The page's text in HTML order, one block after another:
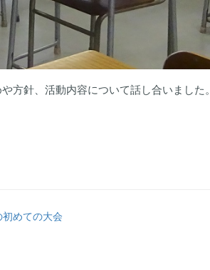
方針、活動内容について話し合いました。
めての大会